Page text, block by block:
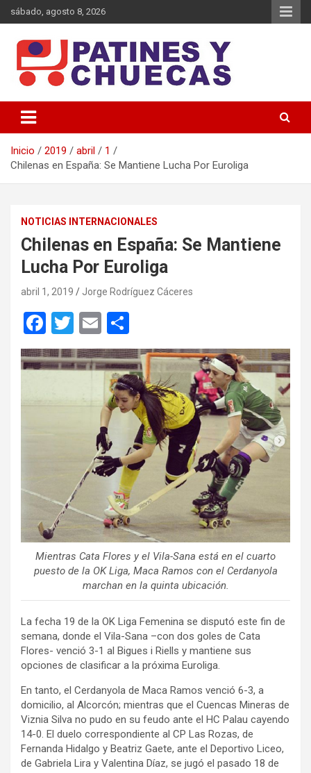
Saltar
al
sábado, agosto 8, 2026
Patines y Chuecas
Inicio 2019 abril
1
Chilenas en España: Se Mantiene Lucha Por Euroliga
NOTICIAS INTERNACIONALES
Chilenas en España: Se Mantiene
Lucha Por Euroliga
abril 1, 2019 Jorge Rodríguez Cáceres
F
a
ce
T
wi
tt
E
m
ail
o
m
p
ar
tir
Mientras Cata Flores y el Vila-Sana está en el cuarto
puesto de la OK Liga, Maca Ramos con el Cerdanyola
marchan en la quinta ubicación.
La fecha 19 de la OK Liga Femenina se disputó este fin de
semana, donde el Vila-Sana –con dos goles de Cata
Flores- venció 3-1 al Bigues i Riells y mantiene sus
opciones de clasificar a la próxima Euroliga.
En tanto, el Cerdanyola de Maca Ramos venció 6-3, a
domicilio, al Alcorcón; mientras que el Cuencas Mineras de
Viznia Silva no pudo en su feudo ante el HC Palau cayendo
14-0. El duelo correspondiente al CP Las Rozas, de
Fernanda Hidalgo y Beatriz Gaete, ante el Deportivo Liceo,
de Gabriela Lira y Valentina Díaz, se jugó el pasado 18 de